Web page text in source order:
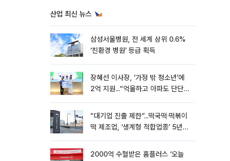
산업 최신 뉴스
삼성서울병원, 전 세계 상위 0.6%
‘친환경 병원’ 등급 획득
장혜선 이사장, ‘가정 밖 청소년’에
2억 지원...“억울하고 아파도 단단해
“대기업 진출 제한”...떡국떡·떡볶이
떡 제조업, ‘생계형 적합업종’ 5년
2000억 수혈받은 홈플러스 ‘오늘